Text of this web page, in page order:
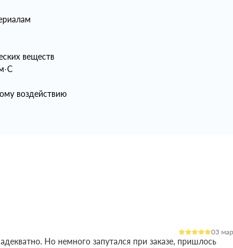
веществ
воздействию
03
Но немного запутался при заказе, пришлось